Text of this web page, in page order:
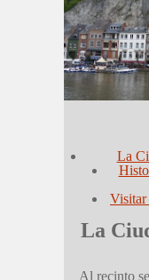
La
Visitar
La
Al recinto